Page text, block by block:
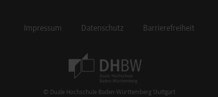
Impressum Datenschutz Barrierefreiheit
© Duale Hochschule Baden-Württemberg Stuttgart